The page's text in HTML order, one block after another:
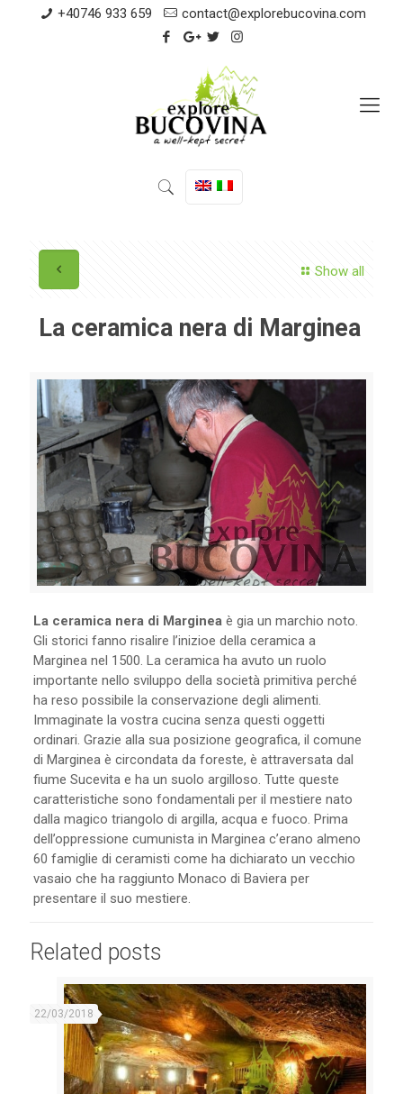
+40746 933 659 contact@explorebucovina.com
Show all
La ceramica nera di Marginea
La ceramica nera di Margineaè gia un marchio noto.
Gli storici fanno risalire l’inizioe della ceramica a
Marginea nel 1500. La ceramica ha avuto un ruolo
importante nello sviluppo della società primitiva perché
ha reso possibile la conservazione degli alimenti.
Immaginate la vostra cucina senza questi oggetti
ordinari. Grazie alla sua posizione geografica, il comune
di Marginea è circondata da foreste, è attraversata dal
fiume Sucevita e ha un suolo argilloso. Tutte queste
caratteristiche sono fondamentali per il mestiere nato
dalla magico triangolo di argilla, acqua e fuoco. Prima
dell’oppressione cumunista in Marginea c’erano almeno
60 famiglie di ceramisti come ha dichiarato un vecchio
vasaio che ha raggiunto Monaco di Baviera per
presentare il suo mestiere.
Related posts
22/03/2018